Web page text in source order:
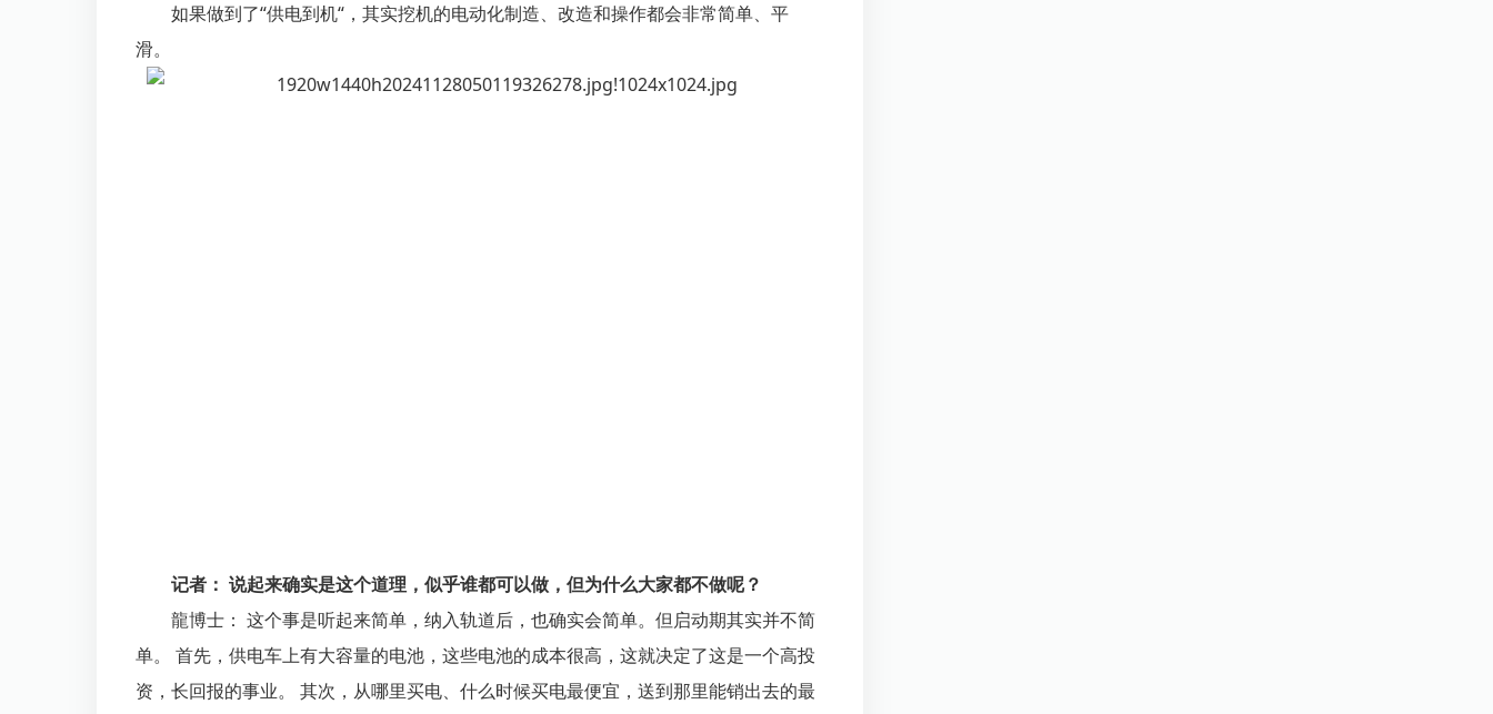
如果做到了“供电到机“，其实挖机的电动化制造、改造和操作都会非常简单、平
滑。
记者： 说起来确实是这个道理，似乎谁都可以做，但为什么大家都不做呢？
龍博士： 这个事是听起来简单，纳入轨道后，也确实会简单。但启动期其实并不简
单。 首先，供电车上有大容量的电池，这些电池的成本很高，这就决定了这是一个高投
资，长回报的事业。 其次，从哪里买电、什么时候买电最便宜，送到那里能销出去的最